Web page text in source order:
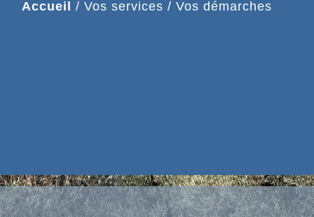
Accueil / Vos services / Vos démarches